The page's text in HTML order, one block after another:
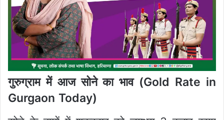
गुरुग्राम में आज सोने का भाव (Gold Rate in
Gurgaon Today)